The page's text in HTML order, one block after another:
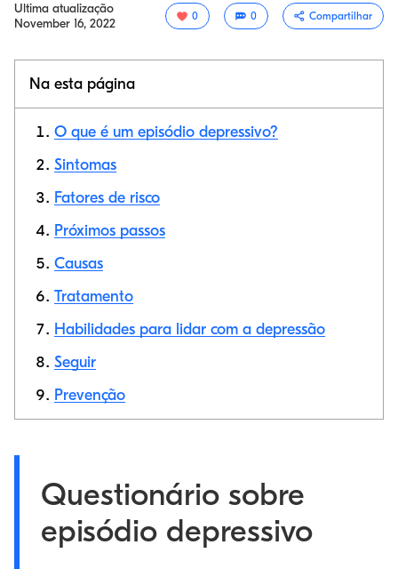
Ultima atualização
November 16, 2022
0 0 Compartilhar
Na esta página
O que é um episódio depressivo?
Sintomas
Fatores de risco
Próximos passos
Causas
Tratamento
Habilidades para lidar com a depressão
Seguir
Prevenção
Questionário sobre
episódio depressivo